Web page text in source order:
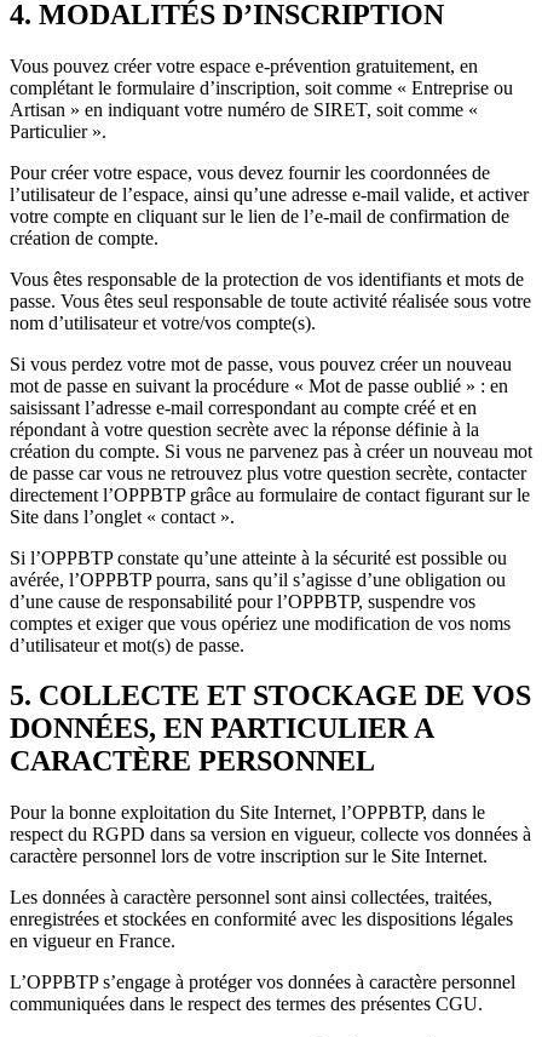
4. MODALITÉS D’INSCRIPTION
Vous pouvez créer votre espace e-prévention gratuitement, en
complétant le formulaire d’inscription, soit comme « Entreprise ou
Artisan » en indiquant votre numéro de SIRET, soit comme «
Particulier ».
Pour créer votre espace, vous devez fournir les coordonnées de
l’utilisateur de l’espace, ainsi qu’une adresse e-mail valide, et activer
votre compte en cliquant sur le lien de l’e-mail de confirmation de
création de compte.
Vous êtes responsable de la protection de vos identifiants et mots de
passe. Vous êtes seul responsable de toute activité réalisée sous votre
nom d’utilisateur et votre/vos compte(s).
Si vous perdez votre mot de passe, vous pouvez créer un nouveau
mot de passe en suivant la procédure « Mot de passe oublié » : en
saisissant l’adresse e-mail correspondant au compte créé et en
répondant à votre question secrète avec la réponse définie à la
création du compte. Si vous ne parvenez pas à créer un nouveau mot
de passe car vous ne retrouvez plus votre question secrète, contacter
directement l’OPPBTP grâce au formulaire de contact figurant sur le
Site dans l’onglet « contact ».
Si l’OPPBTP constate qu’une atteinte à la sécurité est possible ou
avérée, l’OPPBTP pourra, sans qu’il s’agisse d’une obligation ou
d’une cause de responsabilité pour l’OPPBTP, suspendre vos
comptes et exiger que vous opériez une modification de vos noms
d’utilisateur et mot(s) de passe.
5. COLLECTE ET STOCKAGE DE VOS
DONNÉES, EN PARTICULIER A
CARACTÈRE PERSONNEL
Pour la bonne exploitation du Site Internet, l’OPPBTP, dans le
respect du RGPD dans sa version en vigueur, collecte vos données à
caractère personnel lors de votre inscription sur le Site Internet.
Les données à caractère personnel sont ainsi collectées, traitées,
enregistrées et stockées en conformité avec les dispositions légales
en vigueur en France.
L’OPPBTP s’engage à protéger vos données à caractère personnel
communiquées dans le respect des termes des présentes CGU.